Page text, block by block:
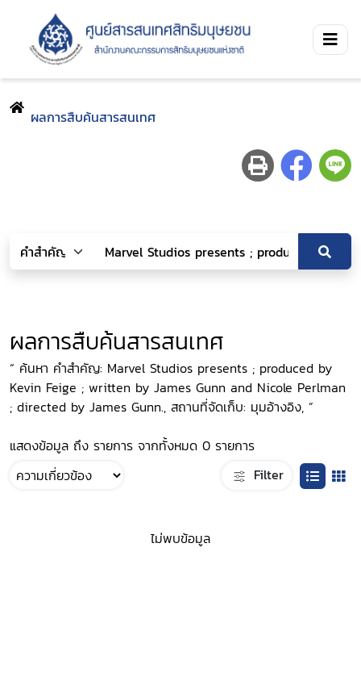
ผลการสืบค้นสารสนเทศ
ผลการสืบค้นสารสนเทศ
“ ค้นหา คำสำคัญ: Marvel Studios presents ; produced by
Kevin Feige ; written by James Gunn and Nicole Perlman
; directed by James Gunn., สถานที่จัดเก็บ: มุมอ้างอิง, ”
แสดงข้อมูล ถึง รายการ จากทั้งหมด 0 รายการ
Filter
ไม่พบข้อมูล